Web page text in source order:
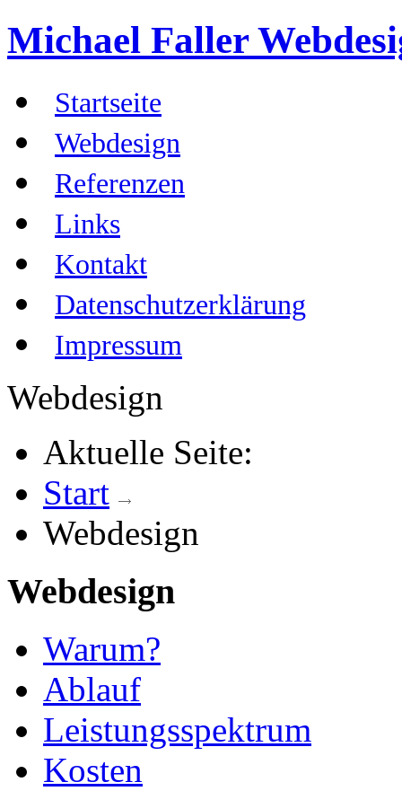
Michael Faller
Startseite
Webdesign
Referenzen
Links
Kontakt
Datenschutzerklärung
Impressum
Webdesign
Aktuelle Seite:
Start
Webdesign
Webdesign
Warum?
Ablauf
Leistungsspektrum
Kosten